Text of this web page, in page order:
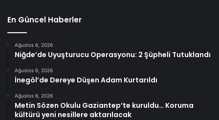
En Güncel Haberler
Ağustos 6, 2026
Niğde’de Uyuşturucu Operasyonu: 2 Şüpheli Tutuklandı
Ağustos 6, 2026
İnegöl’de Dereye Düşen Adam Kurtarıldı
Ağustos 6, 2026
Metin Sözen Okulu Gaziantep’te kuruldu… Koruma
kültürü yeni nesillere aktarılacak